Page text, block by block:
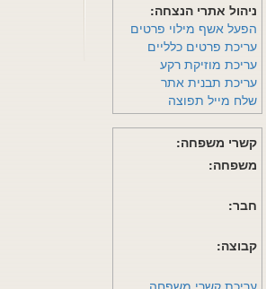
ניהול אתרי הנצחה:
הפעל אשף מילוי פרטים
עריכת פרטים כלליים
עריכת מוזיקת רקע
עריכת תבנית אתר
שלח מייל תפוצה
קשרי משפחה:
משפחה:
חבר:
קבוצה: